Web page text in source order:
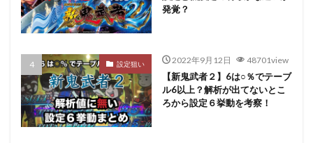
発覚？
設定狙い 2022年9月12日 48701view
【新鬼武者２】6は○％でテーブ
ル6以上？解析が出てないとこ
ろから設定６挙動を考察！